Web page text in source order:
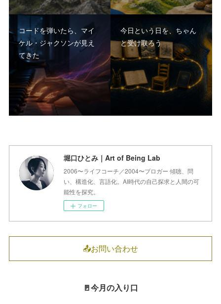
コードを弾いたら、マイ
ケル・ジャクソンが見え
てきた
今日という日を、ちゃん
と受け取ろう
堀口ひとみ｜Art of Being Lab
2006〜ライフコーチ／2004〜ブロガー 傾聴、問
い、構造化、言語化。AI時代の自己探求と人間の可
能性を探究。
フォロー
📤お問い合わせ
🚪今月の入り口